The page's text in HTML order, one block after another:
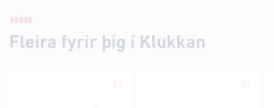
VÖRUR
Fleira fyrir þig í Klukkan